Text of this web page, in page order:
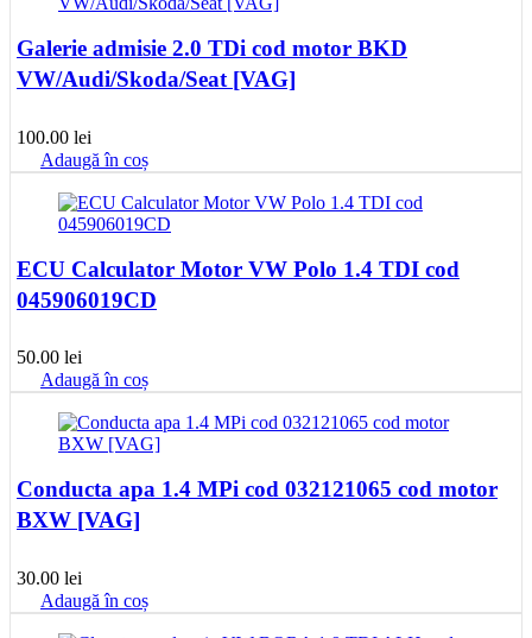
Galerie admisie 2.0 TDi cod motor BKD
VW/Audi/Skoda/Seat [VAG]
100.00 lei
Adaugă în coș
ECU Calculator Motor VW Polo 1.4 TDI cod
045906019CD
50.00 lei
Adaugă în coș
Conducta apa 1.4 MPi cod 032121065 cod motor
BXW [VAG]
30.00 lei
Adaugă în coș